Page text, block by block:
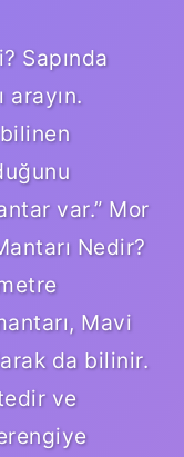
Sapında
arayın.
var.” Mor
Nedir?
Mavi
da bilinir.
ve